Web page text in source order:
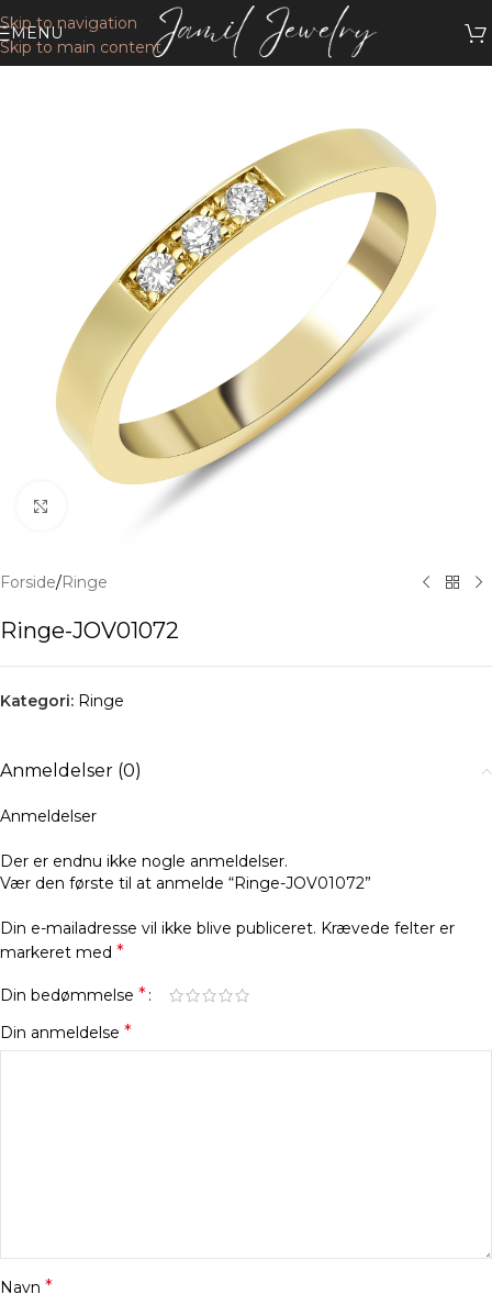
Skip to navigation
Skip to main content
MENU
Klik for at forstørre
Forside/Ringe
Ringe-JOV01072
Kategori: Ringe
Anmeldelser (0)
Anmeldelser
Der er endnu ikke nogle anmeldelser.
Vær den første til at anmelde “Ringe-JOV01072”
Din e-mailadresse vil ikke blive publiceret. Krævede felter er
markeret med *
Din bedømmelse *
Din anmeldelse *
Navn *